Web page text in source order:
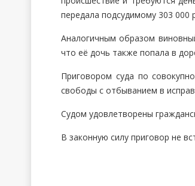
передала подсудимому 303 000
Аналогичным образом
что её дочь также попала в
Приговором суда по
свободы с отбыванием в
Судом удовлетворены
В законную силу приговор не